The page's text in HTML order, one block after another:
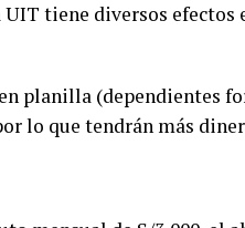
tiene diversos
planilla (dependientes
lo que tendrán más